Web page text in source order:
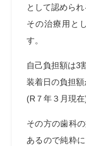
として認めら
その治療用と
す。
自己負担額は3
装着日の負担額
(R７年３月現在
その方の歯科
あるので純粋